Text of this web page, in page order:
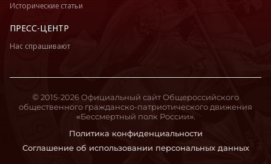
Исторические статьи
ПРЕСС-ЦЕНТР
Нас спрашивают
Политика конфиденциальности
Соглашение об использовании персональных данных
© 2015-2026 Официальный сайт Общероссийского
общественного гражданско-патриотического движения
«Бессмертный полк России».